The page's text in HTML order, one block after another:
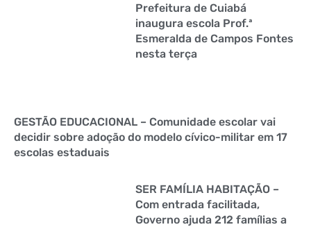
Prefeitura de Cuiabá
inaugura escola Prof.ª
Esmeralda de Campos Fontes
nesta terça
GESTÃO EDUCACIONAL – Comunidade escolar vai
decidir sobre adoção do modelo cívico-militar em 17
escolas estaduais
SER FAMÍLIA HABITAÇÃO –
Com entrada facilitada,
Governo ajuda 212 famílias a